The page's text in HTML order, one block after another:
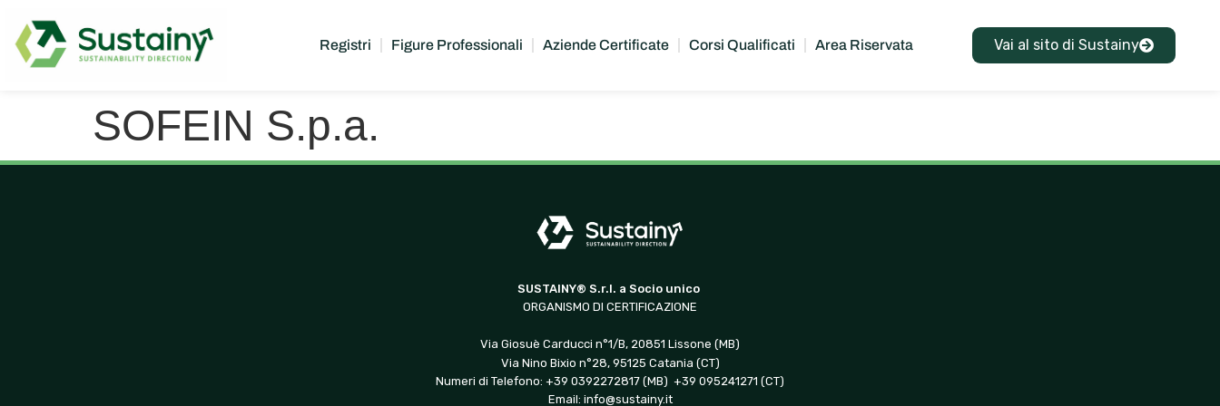
Registri Figure Professionali Aziende Certificate Corsi Qualificati Area Riservata Vai al sito di Sustainy
SOFEIN S.p.a.
SUSTAINY® S.r.l. a Socio unico
ORGANISMO DI CERTIFICAZIONE
Via Giosuè Carducci n°1/B, 20851 Lissone (MB)
Via Nino Bixio n°28, 95125 Catania (CT)
Numeri di Telefono: +39 0392272817 (MB) +39 095241271 (CT)
Email: info@sustainy.it